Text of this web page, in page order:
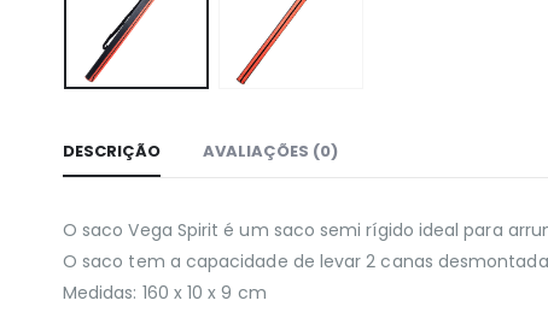
DESCRIÇÃO AVALIAÇÕES (0)
O saco Vega Spirit é um saco semi rígido ideal para
O saco tem a capacidade de levar 2 canas
Medidas: 160 x 10 x 9 cm